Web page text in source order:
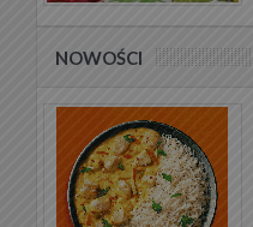
NOWOŚCI